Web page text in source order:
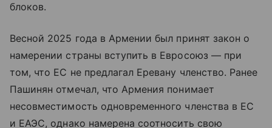
блоков.
Весной 2025 года в Армении был принят закон о
намерении страны вступить в Евросоюз — при
том, что ЕС не предлагал Еревану членство. Ранее
Пашинян отмечал, что Армения понимает
несовместимость одновременного членства в ЕС
и ЕАЭС, однако намерена соотносить свою